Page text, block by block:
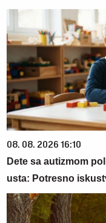
08. 08. 2026 16:10
Dete sa autizmom
usta: Potresno